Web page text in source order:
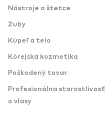
Nástroje a štetce
Zuby
Kúpeľ a telo
Kórejská kozmetika
Poškodený tovar
Profesionálna starostlivosť
o vlasy